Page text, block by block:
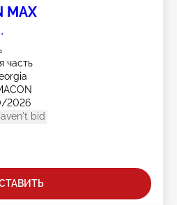
MAX
часть
2026
bid